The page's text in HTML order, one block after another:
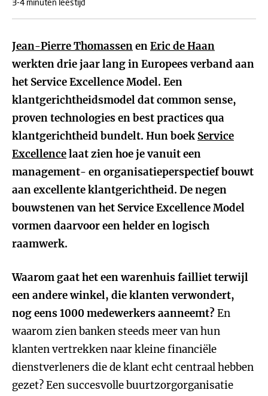
3-4 minuten leestijd
Jean-Pierre ThomassenenEric de Haan
werkten drie jaar lang in Europees verband aan
het Service Excellence Model. Een
klantgerichtheidsmodel dat common sense,
proven technologies en best practices qua
klantgerichtheid bundelt. Hun boek Service
Excellencelaat zien hoe je vanuit een
management- en organisatieperspectief bouwt
aan excellente klantgerichtheid. De negen
bouwstenen van het Service Excellence Model
vormen daarvoor een helder en logisch
raamwerk.
Waarom gaat het een warenhuis failliet terwijl
een andere winkel, die klanten verwondert,
nog eens 1000 medewerkers aanneemt? En
waarom zien banken steeds meer van hun
klanten vertrekken naar kleine financiële
dienstverleners die de klant echt centraal hebben
gezet? Een succesvolle buurtzorgorganisatie